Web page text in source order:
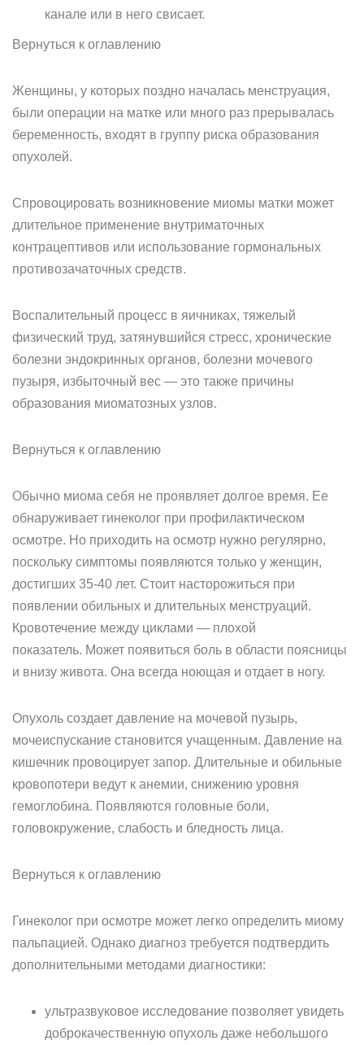
канале или в него свисает.
Вернуться к оглавлению
Женщины, у которых поздно началась менструация,
были операции на матке или много раз прерывалась
беременность, входят в группу риска образования
опухолей.
Спровоцировать возникновение миомы матки может
длительное применение внутриматочных
контрацептивов или использование гормональных
противозачаточных средств.
Воспалительный процесс в яичниках, тяжелый
физический труд, затянувшийся стресс, хронические
болезни эндокринных органов, болезни мочевого
пузыря, избыточный вес — это также причины
образования миоматозных узлов.
Вернуться к оглавлению
Обычно миома себя не проявляет долгое время. Ее
обнаруживает гинеколог при профилактическом
осмотре. Но приходить на осмотр нужно регулярно,
поскольку симптомы появляются только у женщин,
достигших 35-40 лет. Стоит насторожиться при
появлении обильных и длительных менструаций.
Кровотечение между циклами — плохой
показатель. Может появиться боль в области поясницы
и внизу живота. Она всегда ноющая и отдает в ногу.
Опухоль создает давление на мочевой пузырь,
мочеиспускание становится учащенным. Давление на
кишечник провоцирует запор. Длительные и обильные
кровопотери ведут к анемии, снижению уровня
гемоглобина. Появляются головные боли,
головокружение, слабость и бледность лица.
Вернуться к оглавлению
Гинеколог при осмотре может легко определить миому
пальпацией. Однако диагноз требуется подтвердить
дополнительными методами диагностики:
ультразвуковое исследование позволяет увидеть
доброкачественную опухоль даже небольшого